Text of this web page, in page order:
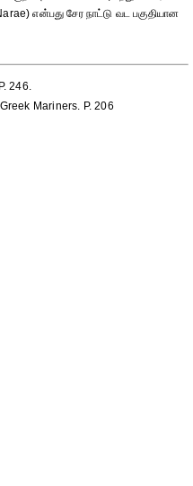
என்பது சேர நாட்டு வட பகுதியான
246.
Mariners. P. 206